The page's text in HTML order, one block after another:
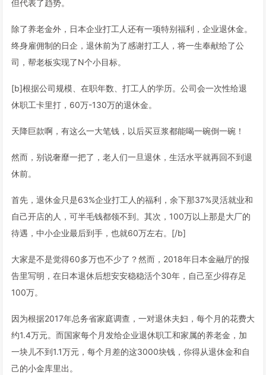
但代表了趋势。
除了养老金外，日本企业打工人还有一项特别福利，企业退休金。
终身雇佣制的日企，退休前为了感谢打工人，将一生奉献给了公
司，帮老板实现了N个小目标。
[b]根据公司规模、在职年数、打工人的学历。公司会一次性给退
休职工卡里打，60万-130万的退休金。
天降巨款啊，有这么一大笔钱，以后买豆浆都能喝一碗倒一碗！
然而，别说奢靡一把了，老人们一旦退休，生活水平就再回不到退
休前。
首先，退休金只是63%企业打工人的福利，余下那37%灵活就业和
自己开店的人，可半毛钱都领不到。其次，100万以上那是大厂的
待遇，中小企业最后到手，也就60万左右。[/b]
大家是不是觉得60多万也不少了？然而，2018年日本金融厅的报
告里写明，在日本退休后想安安稳稳活个30年，自己至少得存足
100万。
因为根据2017年总务省家庭调查，一对退休夫妇，每个月的花费大
约1.4万元。而国家每个月发给企业退休职工和家属的养老金，加
一块儿不到1.1万元，每个月差的这3000块钱，你得从退休金和自
己的小金库里出。